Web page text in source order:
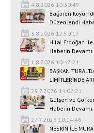
4.8.2026 10:30:49
Bağören
Düzenlendi
3.8.2026 12:50:17
Hilal Erdoğan ile
Haberin Devamı..
1.8.2026 10:47:21
BAŞKAN
LİMİTLERİNDE
29.7.2026 14:02:21
Gülşen ve
Haberin Devamı..
27.7.2026 10:14:46
NESRİN İLE